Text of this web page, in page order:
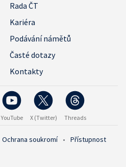
Rada ČT
Kariéra
Podávání námětů
Časté dotazy
Kontakty
YouTube X (Twitter) Threads
Ochrana soukromí • Přístupnost